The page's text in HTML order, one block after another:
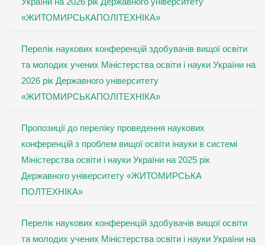
«ЖИТОМИРСЬКАПОЛІТЕХНІКА»
Перелік наукових конференцій здобувачів вищої освіти
та молодих учених Міністерства освіти і науки України на
2026 рік Державного університету
«ЖИТОМИРСЬКАПОЛІТЕХНІКА»
Пропозиції до переліку проведення наукових
конференцій з проблем вищої освіти інауки в системі
Міністерства освіти і науки України на 2025 рік
Державного університету «ЖИТОМИРСЬКА
ПОЛТЕХНІКА»
Перелік наукових конференцій здобувачів вищої освіти
та молодих учених Міністерства освіти і науки України на